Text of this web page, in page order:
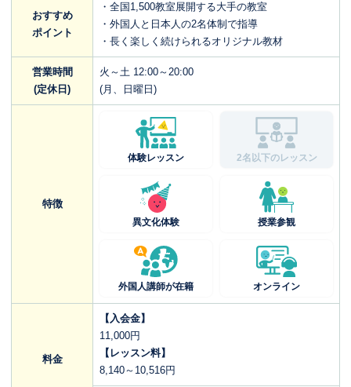
おすすめ
ポイント
・全国1,500教室展開する大手の教室
・外国人と日本人の2名体制で指導
・長く楽しく続けられるオリジナル教材
営業時間
(定休日)
火～土 12:00～20:00
(月、日曜日)
特徴
体験レッスン 2名以下のレッスン
異文化体験 授業参観
外国人講師が在籍 オンライン
料金
【入会金】
11,000円
【レッスン料】
8,140～10,516円